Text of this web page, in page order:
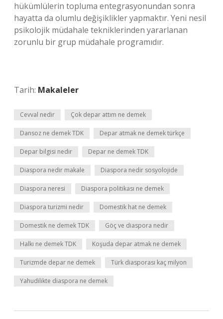
hükümlülerin topluma entegrasyonundan sonra
hayatta da olumlu değişiklikler yapmaktır. Yeni nesil
psikolojik müdahale tekniklerinden yararlanan
zorunlu bir grup müdahale programıdır.
Tarih: Makaleler
Cevval nedir Çok depar attım ne demek
Dansoz ne demek TDK Depar atmak ne demek türkçe
Depar bilgisi nedir Depar ne demek TDK
Diaspora nedir makale Diaspora nedir sosyolojide
Diaspora neresi Diaspora politikası ne demek
Diaspora turizmi nedir Domestik hat ne demek
Domestik ne demek TDK Göç ve diaspora nedir
Halkı ne demek TDK Koşuda depar atmak ne demek
Turizmde depar ne demek Türk diasporası kaç milyon
Yahudilikte diaspora ne demek